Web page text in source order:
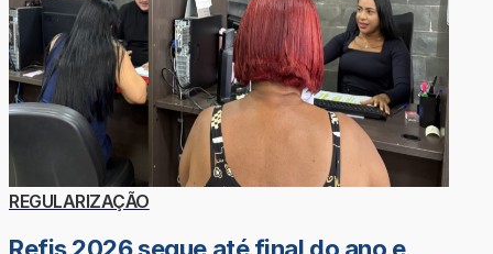
REGULARIZAÇÃO
Refis 2026 segue até final do ano e